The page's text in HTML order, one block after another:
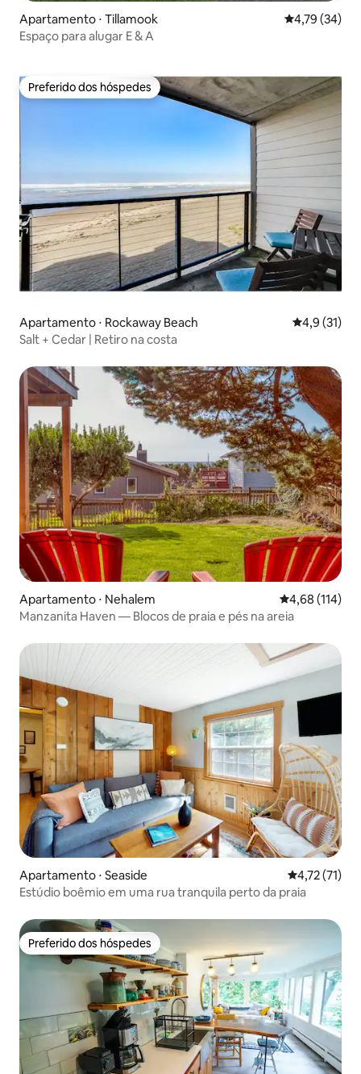
Apartamento ⋅ Tillamook 4,79 de uma
4,79 (34)
Espaço para alugar E & A
Preferido dos hóspedes
Preferido dos hóspedes
Apartamento ⋅ Rockaway Beach 4,9 de uma
4,9 (31)
Salt + Cedar | Retiro na costa
Apartamento ⋅ Nehalem 4,68 de uma
4,68 (114)
Manzanita Haven — Blocos de praia e pés na areia
Apartamento ⋅ Seaside 4,72 de uma
4,72 (71)
Estúdio boêmio em uma rua tranquila perto da praia
Preferido dos hóspedes
Preferido dos hóspedes